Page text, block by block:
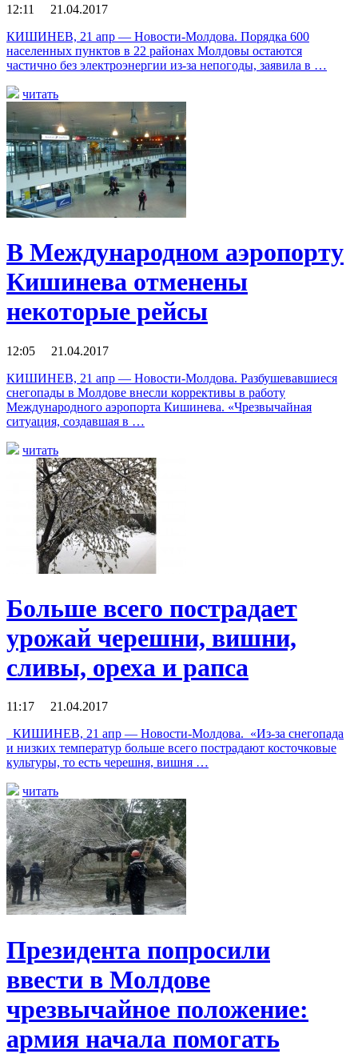
12:11 21.04.2017
КИШИНЕВ, 21 апр — Новости-Молдова. Порядка 600
населенных пунктов в 22 районах Молдовы остаются
частично без электроэнергии из-за непогоды, заявила в …
читать
В Международном аэропорту
Кишинева отменены
некоторые рейсы
12:05 21.04.2017
КИШИНЕВ, 21 апр — Новости-Молдова. Разбушевавшиеся
снегопады в Молдове внесли коррективы в работу
Международного аэропорта Кишинева. «Чрезвычайная
ситуация, создавшая в …
читать
Больше всего пострадает
урожай черешни, вишни,
сливы, ореха и рапса
11:17 21.04.2017
КИШИНЕВ, 21 апр — Новости-Молдова. «Из-за снегопада
и низких температур больше всего пострадают косточковые
культуры, то есть черешня, вишня …
читать
Президента попросили
ввести в Молдове
чрезвычайное положение:
армия начала помогать